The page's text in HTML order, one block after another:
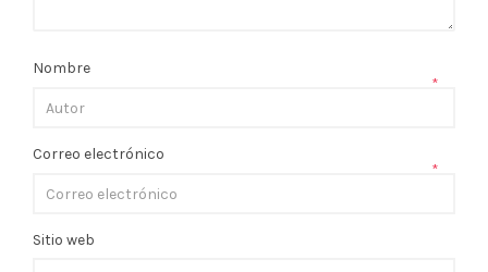
Nombre
*
Correo electrónico
*
Sitio web